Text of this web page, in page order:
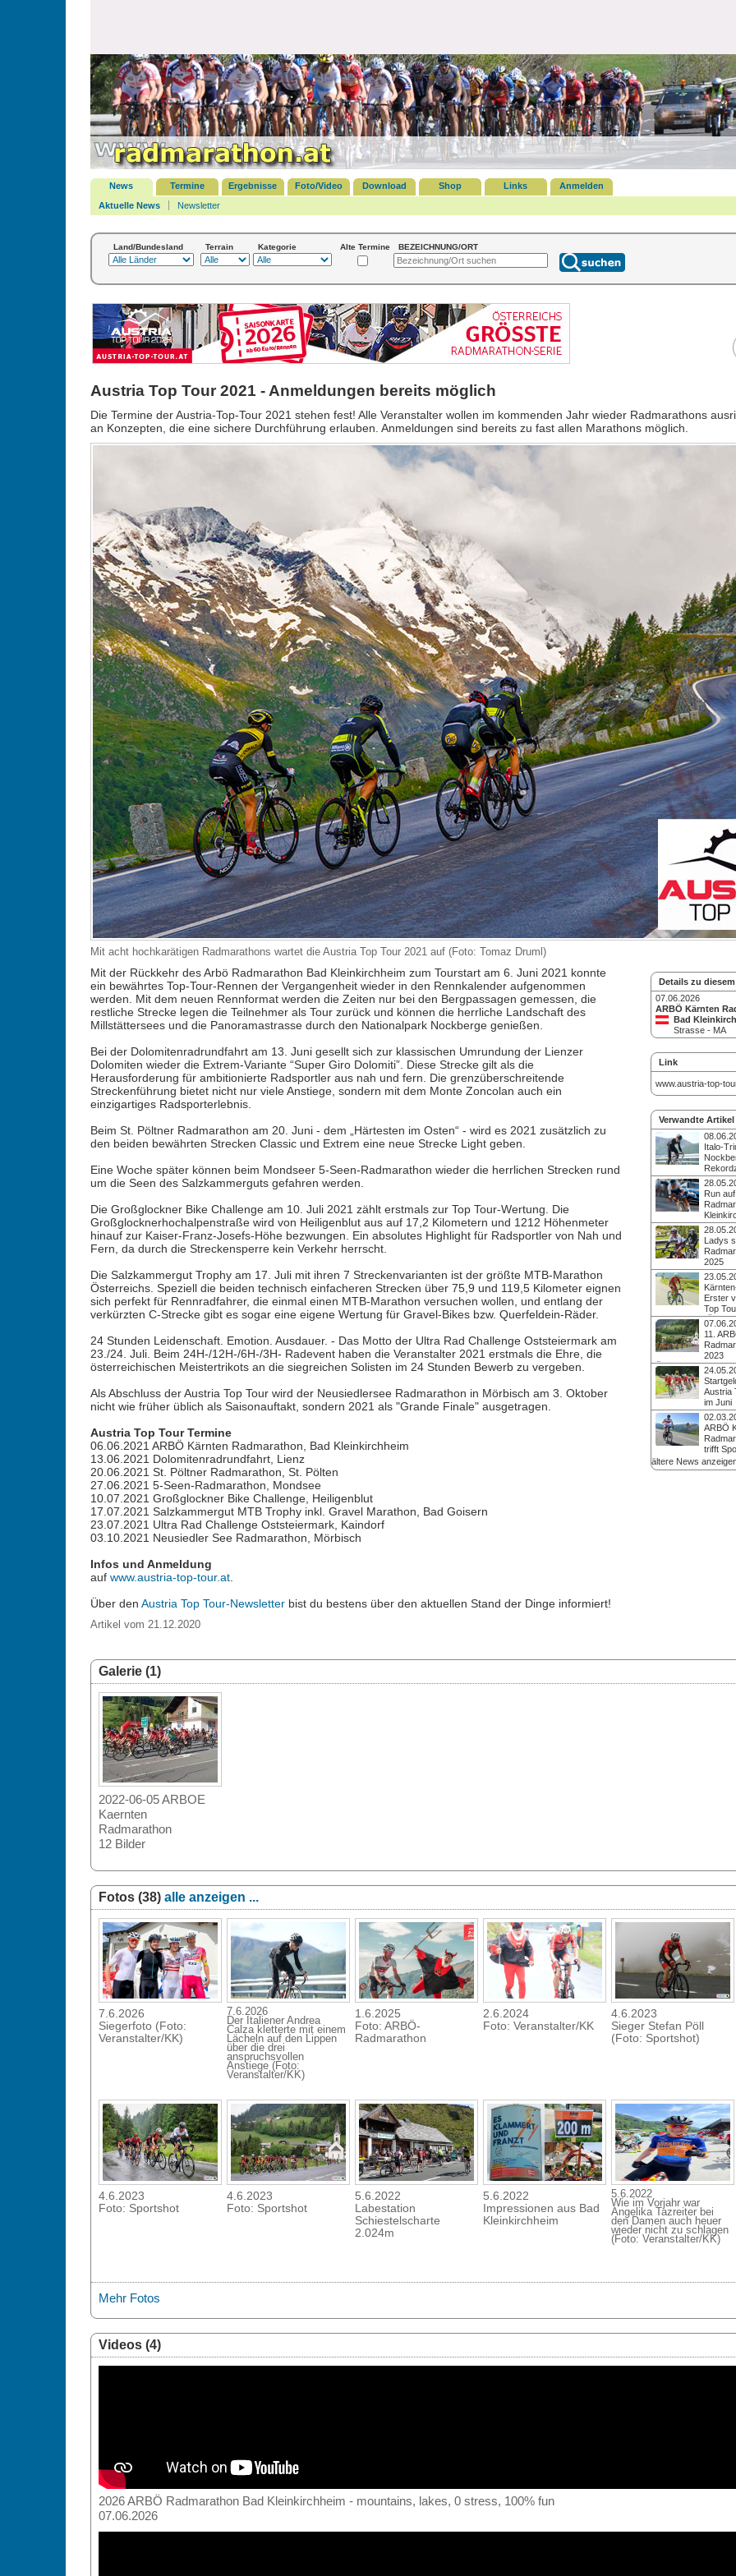
News Termine Ergebnisse Foto/Video Download Shop Links
Anmelden
Aktuelle News
Newsletter
Land/Bundesland Terrain Kategorie Alte Termine BEZEICHNUNG/ORT
Austria Top Tour 2021 - Anmeldungen bereits möglich
Die Termine der Austria-Top-Tour 2021 stehen fest! Alle Veranstalter wollen im kommenden Jahr wieder Radmarathons
an Konzepten, die eine sichere Durchführung erlauben. Anmeldungen sind bereits zu fast allen Marathons möglich.
Mit acht hochkarätigen Radmarathons wartet die Austria Top Tour 2021 auf (Foto: Tomaz Druml)
Details zu
07.06.2026
ARBÖ Kärnten
Bad
Strasse - MA
Link
www.austria-top-
Verwandte Artikel
Italo-
Perfektes Wetter,
Teilnehmer:innen
Starterfeld, keine
strahlende Sieger -
ARBÖ-
Kleinkirchheim am
Radsportherzen
höherschlagen.
Lara Maierbrugger
Run
Unerwarteter
Startplätze zur 14.
Top Tour-Events
Veranstalter muss
Teilnehmeranzahl
der ehemalige Top-
Hollenstein wird
Nockberge
Streckenänderung
für traumhaften
Ladys
2025
Kommendes
den Nockbergen
Kleinkirchheim die
ARBÖ-
von drei Austria
Juni. Völlig
Tage vor dem Event
wenige Startplätze.
Sportler beim Licht-
am Samstag.
Erster
Top
Mit dem ARBÖ
Kleinkirchheim am
Juni und dem
Radmarathon am
stehen drei
Startgeld sparen mit
Saisonkarte bis 31.
11.
2023
Über 400
und Radfahrer
in Bad
wollten sich trotz
Wettervorhersage
auf den zwei
lassen.
Austria
im Juni
Mit dem Kärnten-
Kleinkirchheim am
Dolomitenrundfahrt /
SuperGiroDolomiti
und dem Mondsee-
Radmarathon am
ARBÖ
trifft
Am 4. Juni 2023
Kärntner
ältere News
Mit der Rückkehr des Arbö Radmarathon Bad Kleinkirchheim zum Tourstart am 6. Juni 2021 konnte
ein bewährtes Top-Tour-Rennen der Vergangenheit wieder in den Rennkalender aufgenommen
werden. Mit dem neuen Rennformat werden die Zeiten nur bei den Bergpassagen gemessen, die
restliche Strecke legen die Teilnehmer als Tour zurück und können die herrliche Landschaft des
Millstättersees und die Panoramastrasse durch den Nationalpark Nockberge genießen.
Bei der Dolomitenradrundfahrt am 13. Juni gesellt sich zur klassischen Umrundung der Lienzer
Dolomiten wieder die Extrem-Variante “Super Giro Dolomiti”. Diese Strecke gilt als die
Herausforderung für ambitionierte Radsportler aus nah und fern. Die grenzüberschreitende
Streckenführung bietet nicht nur viele Anstiege, sondern mit dem Monte Zoncolan auch ein
einzigartiges Radsporterlebnis.
Beim St. Pöltner Radmarathon am 20. Juni - dem „Härtesten im Osten“ - wird es 2021 zusätzlich zu
den beiden bewährten Strecken Classic und Extrem eine neue Strecke Light geben.
Eine Woche später können beim Mondseer 5-Seen-Radmarathon wieder die herrlichen Strecken rund
um die Seen des Salzkammerguts gefahren werden.
Die Großglockner Bike Challenge am 10. Juli 2021 zählt erstmals zur Top Tour-Wertung. Die
Großglocknerhochalpenstraße wird von Heiligenblut aus auf 17,2 Kilometern und 1212 Höhenmeter
hinauf zur Kaiser-Franz-Josefs-Höhe bezwungen. Ein absolutes Highlight für Radsportler von Nah und
Fern, da durch die Streckensperre kein Verkehr herrscht.
Die Salzkammergut Trophy am 17. Juli mit ihren 7 Streckenvarianten ist der größte MTB-Marathon
Österreichs. Speziell die beiden technisch einfacheren Strecken über 75,9 und 119,5 Kilometer eignen
sich perfekt für Rennradfahrer, die einmal einen MTB-Marathon versuchen wollen, und entlang der
verkürzten C-Strecke gibt es sogar eine eigene Wertung für Gravel-Bikes bzw. Querfeldein-Räder.
24 Stunden Leidenschaft. Emotion. Ausdauer. - Das Motto der Ultra Rad Challenge Oststeiermark am
23./24. Juli. Beim 24H-/12H-/6H-/3H- Radevent haben die Veranstalter 2021 erstmals die Ehre, die
österreichischen Meistertrikots an die siegreichen Solisten im 24 Stunden Bewerb zu vergeben.
Als Abschluss der Austria Top Tour wird der Neusiedlersee Radmarathon in Mörbisch am 3. Oktober
nicht wie früher üblich als Saisonauftakt, sondern 2021 als "Grande Finale" ausgetragen.
Austria Top Tour Termine
06.06.2021 ARBÖ Kärnten Radmarathon, Bad Kleinkirchheim
13.06.2021 Dolomitenradrundfahrt, Lienz
20.06.2021 St. Pöltner Radmarathon, St. Pölten
27.06.2021 5-Seen-Radmarathon, Mondsee
10.07.2021 Großglockner Bike Challenge, Heiligenblut
17.07.2021 Salzkammergut MTB Trophy inkl. Gravel Marathon, Bad Goisern
23.07.2021 Ultra Rad Challenge Oststeiermark, Kaindorf
03.10.2021 Neusiedler See Radmarathon, Mörbisch
Infos und Anmeldung
auf www.austria-top-tour.at.
Über den Austria Top Tour-Newsletterbist du bestens über den aktuellen Stand der Dinge informiert!
Artikel vom 21.12.2020
Galerie (1)
2022-06-05 ARBOE
Kaernten
Radmarathon
12 Bilder
Fotos (38) alle anzeigen ...
7.6.2026
Siegerfoto (Foto:
Veranstalter/KK)
7.6.2026
Der Italiener Andrea
Calza kletterte mit einem
Lächeln auf den Lippen
über die drei
anspruchsvollen
Anstiege (Foto:
Veranstalter/KK)
1.6.2025
Foto: ARBÖ-
Radmarathon
2.6.2024
Foto: Veranstalter/KK
4.6.2023
Sieger Stefan Pöll
(Foto: Sportshot)
4.6.2023
Foto: Sportshot
4.6.2023
Foto: Sportshot
5.6.2022
Labestation
Schiestelscharte
2.024m
5.6.2022
Impressionen aus Bad
Kleinkirchheim
5.6.2022
Wie im Vorjahr war
Angelika Tazreiter bei
den Damen auch heuer
wieder nicht zu schlagen
(Foto: Veranstalter/KK)
Mehr Fotos
Videos (4)
2026 ARBÖ Radmarathon Bad Kleinkirchheim - mountains, lakes, 0 stress, 100% fun
07.06.2026